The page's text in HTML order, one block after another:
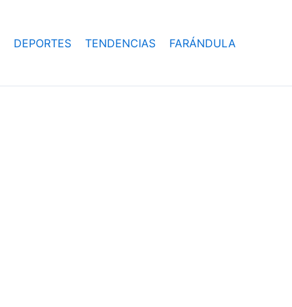
DEPORTES TENDENCIAS FARÁNDULA